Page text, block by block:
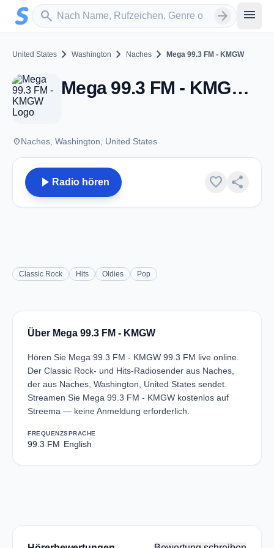
Zum Hauptinhalt springen
search
Sender suchen arrow_forward menu
United States chevron_right Washington chevron_right Naches chevron_right Mega 99.3 FM - KMGW
Mega 99.3 FM - KMGW - FM 99.3 - Naches, WA
placeNaches, Washington, United States
play_arrow Radio hören favorite share
Classic Rock Hits Oldies Pop
Über Mega 99.3 FM - KMGW
Hören Sie Mega 99.3 FM - KMGW 99.3 FM live online.
Der Classic Rock- und Hits-Radiosender aus Naches,
der aus Naches, Washington, United States sendet.
Streamen Sie Mega 99.3 FM - KMGW kostenlos auf
Streema — keine Anmeldung erforderlich.
FREQUENZ
99.3 FM
SPRACHE
English